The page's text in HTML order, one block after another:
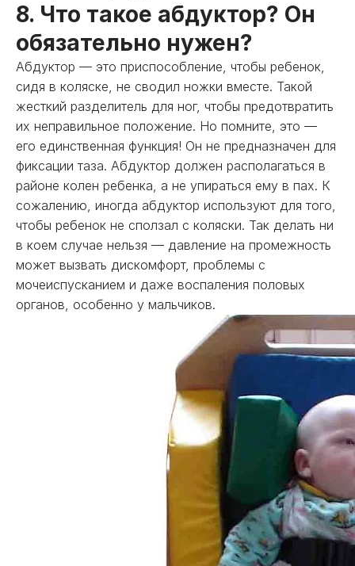
8. Что такое абдуктор? Он
обязательно нужен?
Абдуктор — это приспособление, чтобы ребенок,
сидя в коляске, не сводил ножки вместе. Такой
жесткий разделитель для ног, чтобы предотвратить
их неправильное положение. Но помните, это —
его единственная функция! Он не предназначен для
фиксации таза. Абдуктор должен располагаться в
районе колен ребенка, а не упираться ему в пах. К
сожалению, иногда абдуктор используют для того,
чтобы ребенок не сползал с коляски. Так делать ни
в коем случае нельзя — давление на промежность
может вызвать дискомфорт, проблемы с
мочеиспусканием и даже воспаления половых
органов, особенно у мальчиков.